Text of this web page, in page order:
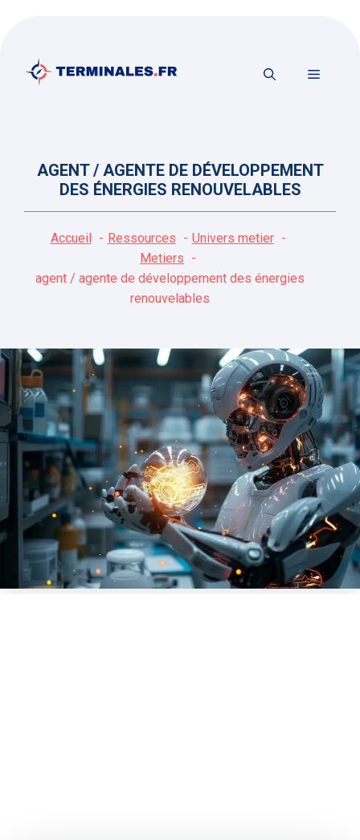
contenu
MENU
AGENT / AGENTE DE DÉVELOPPEMENT
DES ÉNERGIES RENOUVELABLES
Accueil Ressources
Univers metier
Metiers
agent / agente de développement des énergies
renouvelables